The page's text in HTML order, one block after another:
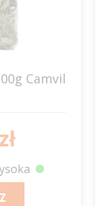
Camvil